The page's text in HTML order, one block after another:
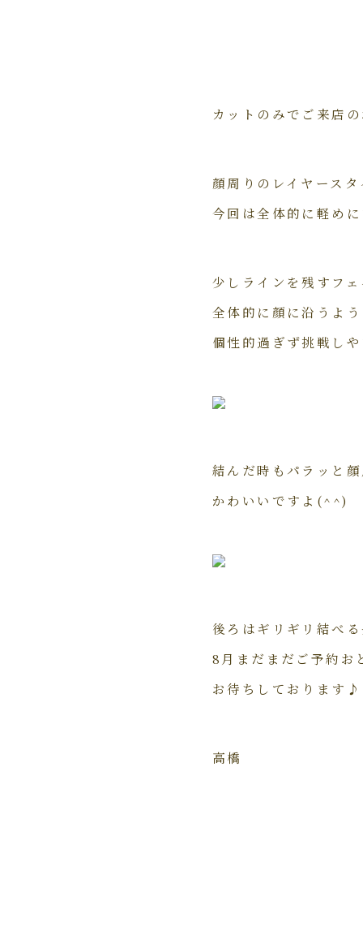
カットのみでご来店
顔周りのレイヤース
今回は全体的に軽め
少しラインを残すフ
全体的に顔に沿うよ
個性的過ぎず挑戦し
結んだ時もパラッと
かわいいですよ(^^)
後ろはギリギリ結べ
8月まだまだご予約お
お待ちしております♪
高橋